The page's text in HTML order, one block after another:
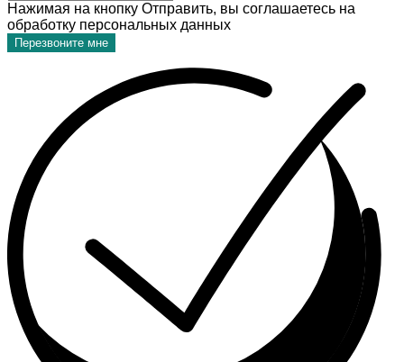
Нажимая на кнопку Отправить, вы соглашаетесь на
обработку персональных данных
Перезвоните мне